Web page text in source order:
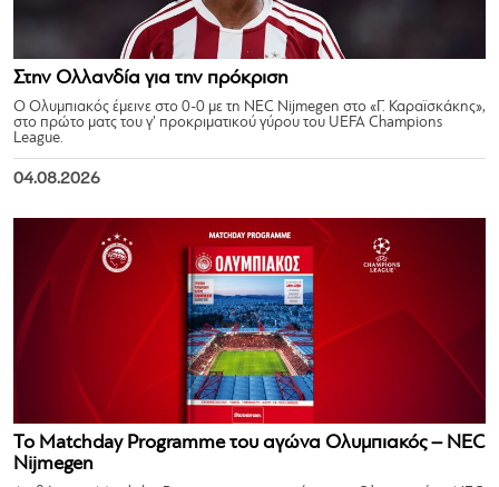
Στην Ολλανδία για την πρόκριση
Ο Ολυμπιακός έμεινε στο 0-0 με τη NEC Nijmegen στο «Γ. Καραϊσκάκης»,
στο πρώτο ματς του γ’ προκριματικού γύρου του UEFA Champions
League.
04.08.2026
Το Matchday Programme του αγώνα Ολυμπιακός – NEC
Nijmegen